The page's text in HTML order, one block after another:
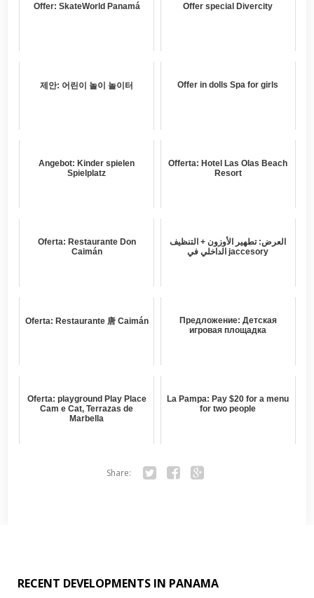
Offer: SkateWorld Panamá Offer special Divercity
제안: 어린이 놀이 놀이터 Offer in dolls Spa for girls
Angebot: Kinder spielen
Spielplatz
Offerta: Hotel Las Olas Beach
Resort
Oferta: Restaurante Don
Caimán
العرض: تطهير الأوزون + التنظيف
الداخلي في jaccesory
Oferta: Restaurante 唐 Caimán
Предложение: Детская
игровая площадка
Oferta: playground Play Place
Cam e Cat, Terrazas de
Marbella
La Pampa: Pay $20 for a menu
for two people
Share:
RECENT DEVELOPMENTS IN PANAMA